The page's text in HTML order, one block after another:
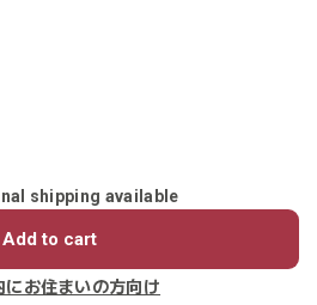
shipping available
Add to cart
にお住まいの方向け